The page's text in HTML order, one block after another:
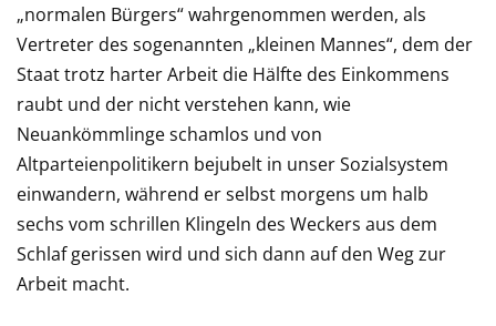
„normalen Bürgers“ wahrgenommen werden, als
Vertreter des sogenannten „kleinen Mannes“, dem der
Staat trotz harter Arbeit die Hälfte des Einkommens
raubt und der nicht verstehen kann, wie
Neuankömmlinge schamlos und von
Altparteienpolitikern bejubelt in unser Sozialsystem
einwandern, während er selbst morgens um halb
sechs vom schrillen Klingeln des Weckers aus dem
Schlaf gerissen wird und sich dann auf den Weg zur
Arbeit macht.